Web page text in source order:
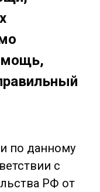
по данному
с
РФ от